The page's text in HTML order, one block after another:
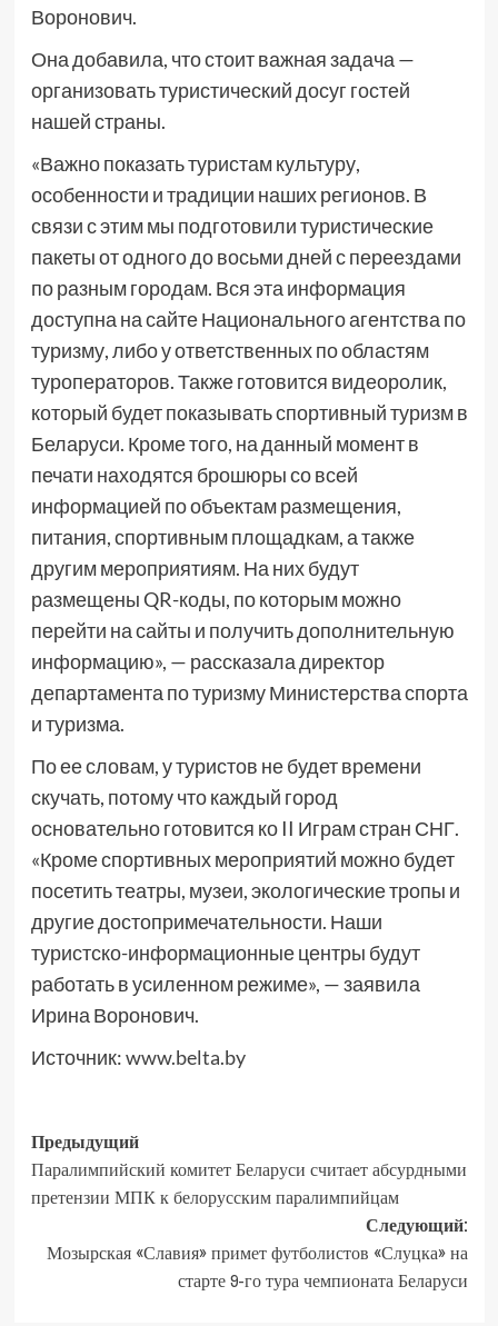
Воронович.
Она добавила, что стоит важная задача —
организовать туристический досуг гостей
нашей страны.
«Важно показать туристам культуру,
особенности и традиции наших регионов. В
связи с этим мы подготовили туристические
пакеты от одного до восьми дней с переездами
по разным городам. Вся эта информация
доступна на сайте Национального агентства по
туризму, либо у ответственных по областям
туроператоров. Также готовится видеоролик,
который будет показывать спортивный туризм в
Беларуси. Кроме того, на данный момент в
печати находятся брошюры со всей
информацией по объектам размещения,
питания, спортивным площадкам, а также
другим мероприятиям. На них будут
размещены QR-коды, по которым можно
перейти на сайты и получить дополнительную
информацию», — рассказала директор
департамента по туризму Министерства спорта
и туризма.
По ее словам, у туристов не будет времени
скучать, потому что каждый город
основательно готовится ко II Играм стран СНГ.
«Кроме спортивных мероприятий можно будет
посетить театры, музеи, экологические тропы и
другие достопримечательности. Наши
туристско-информационные центры будут
работать в усиленном режиме», — заявила
Ирина Воронович.
Источник:www.belta.by
Предыдущий
Паралимпийский комитет Беларуси считает абсурдными
претензии МПК к белорусским паралимпийцам
Следующий:
Мозырская «Славия» примет футболистов «Слуцка» на
старте 9-го тура чемпионата Беларуси